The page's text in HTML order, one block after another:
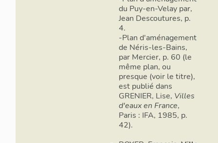
du Puy-en-Velay par,
Jean Descoutures, p.
4.
-Plan d'aménagement
de Néris-les-Bains,
par Mercier, p. 60 (le
même plan, ou
presque (voir le titre),
est publié dans
GRENIER, Lise, Villes
d'eaux en France,
Paris : IFA, 1985, p.
42).